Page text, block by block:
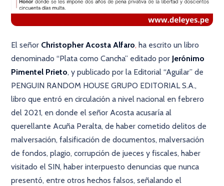
El señor Christopher Acosta Alfaro, ha escrito un libro
denominado “Plata como Cancha” editado por Jerónimo
Pimentel Prieto, y publicado por la Editorial “Aguilar” de
PENGUIN RANDOM HOUSE GRUPO EDITORIAL S.A.,
libro que entró en circulación a nivel nacional en febrero
del 2021, en donde el señor Acosta acusaría al
querellante Acuña Peralta, de haber cometido delitos de
malversación, falsificación de documentos, malversación
de fondos, plagio, corrupción de jueces y fiscales, haber
visitado el SIN, haber interpuesto denuncias que nunca
presentó, entre otros hechos falsos, señalando el